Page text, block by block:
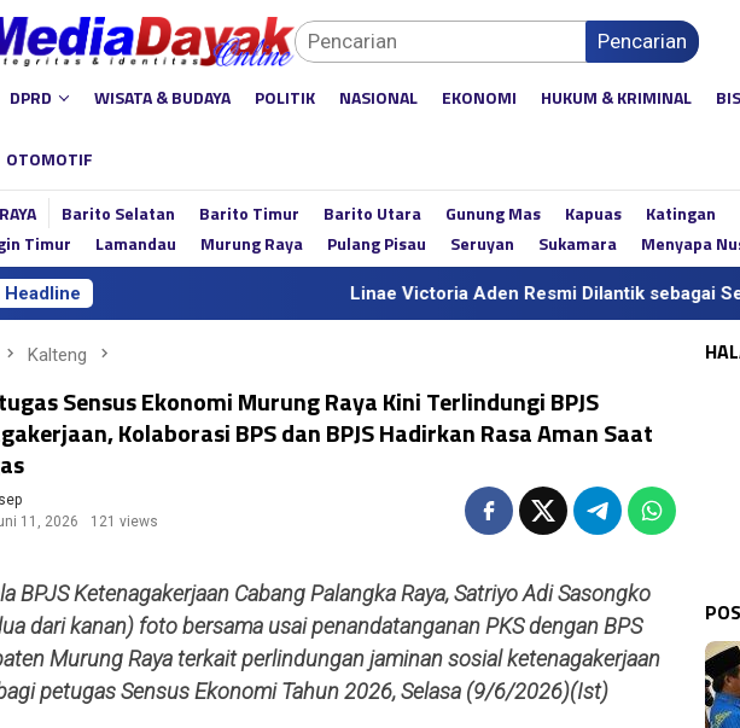
Pencarian
DPRD WISATA & BUDAYA POLITIK NASIONAL EKONOMI HUKUM & KRIMINAL
OTOMOTIF
Barito Selatan Barito Timur Barito Utara Gunung Mas Kapuas Katingan
Timur
Lamandau Murung Raya Pulang Pisau Seruyan Sukamara Menyapa
Headline Linae Victoria Aden Resmi Dilantik sebagai Sekda Definitif
Kalteng
Sensus Ekonomi Murung Raya Kini Terlindungi BPJS
Kolaborasi BPS dan BPJS Hadirkan Rasa Aman Saat
11, 2026
121 views
BPJS Ketenagakerjaan Cabang Palangka Raya, Satriyo Adi Sasongko
dari kanan) foto bersama usai penandatanganan PKS dengan BPS
Murung Raya terkait perlindungan jaminan sosial ketenagakerjaan
petugas Sensus Ekonomi Tahun 2026, Selasa (9/6/2026)(Ist)